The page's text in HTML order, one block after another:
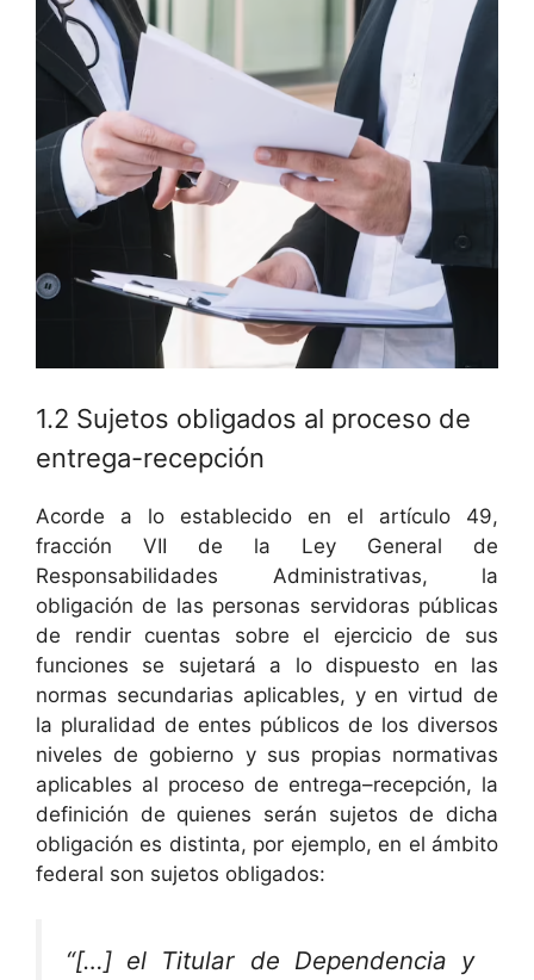
1.2 Sujetos obligados al proceso de
entrega-recepción
Acorde a lo establecido en el artículo 49,
fracción VII de la Ley General de
Responsabilidades Administrativas, la
obligación de las personas servidoras públicas
de rendir cuentas sobre el ejercicio de sus
funciones se sujetará a lo dispuesto en las
normas secundarias aplicables, y en virtud de
la pluralidad de entes públicos de los diversos
niveles de gobierno y sus propias normativas
aplicables al proceso de entrega–recepción, la
definición de quienes serán sujetos de dicha
obligación es distinta, por ejemplo, en el ámbito
federal son sujetos obligados:
“[…] el Titular de Dependencia y